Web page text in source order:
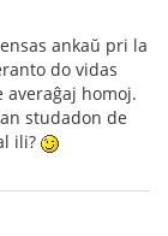
ankaŭ pri la
do vidas
averaĝaj homoj.
studadon de
ili?